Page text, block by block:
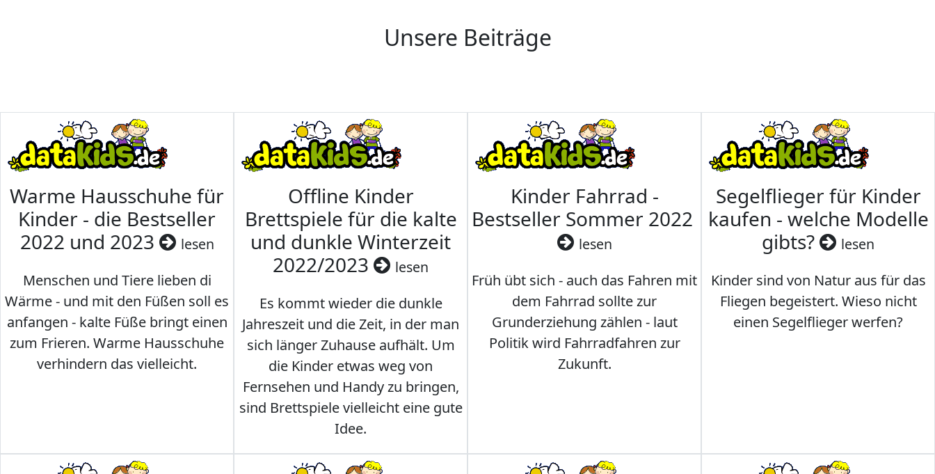
Unsere Beiträge
Warme Hausschuhe für
Kinder - die Bestseller
2022 und 2023
lesen
Menschen und Tiere lieben di
Wärme - und mit den Füßen soll es
anfangen - kalte Füße bringt einen
zum Frieren. Warme Hausschuhe
verhindern das vielleicht.
Offline Kinder
Brettspiele für die kalte
und dunkle Winterzeit
2022/2023
lesen
Es kommt wieder die dunkle
Jahreszeit und die Zeit, in der man
sich länger Zuhause aufhält. Um
die Kinder etwas weg von
Fernsehen und Handy zu bringen,
sind Brettspiele vielleicht eine gute
Idee.
Kinder Fahrrad -
Bestseller Sommer 2022
lesen
Früh übt sich - auch das Fahren mit
dem Fahrrad sollte zur
Grunderziehung zählen - laut
Politik wird Fahrradfahren zur
Zukunft.
Segelflieger für Kinder
kaufen - welche Modelle
gibts?
lesen
Kinder sind von Natur aus für das
Fliegen begeistert. Wieso nicht
einen Segelflieger werfen?